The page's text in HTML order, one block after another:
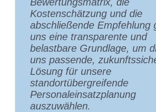
Kostenschätzung und die
abschließende Empfehlung
uns eine transparente und
belastbare Grundlage, um
uns passende,
Lösung für unsere
standortübergreifende
Personaleinsatzplanung
auszuwählen.
und empfehlen Herrn
sein Netzwerk gerne weiter.
André Michel Hitado
Dadurch konnten wir die
einheitlich vergleichen und
Auftrag an den Anbieter
der unseren aktuellen und
zukünftigen Anforderungen
besten entspricht.
Morten
,European